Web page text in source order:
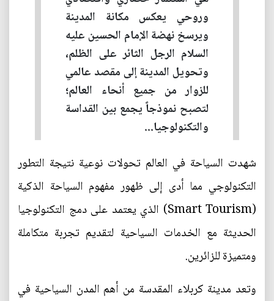
وروحي يعكس مكانة المدينة
ويرسخ نهضة الإمام الحسين عليه
السلام الرجل الثائر على الظلم،
وتحويل المدينة إلى مقصد عالمي
للزوار من جميع أنحاء العالم؛
لتصبح نموذجاً يجمع بين القداسة
والتكنولوجيا...
شهدت السياحة في العالم تحولات نوعية نتيجة التطور
التكنولوجي مما أدى إلى ظهور مفهوم السياحة الذكية
(Smart Tourism) الذي يعتمد على دمج التكنولوجيا
الحديثة مع الخدمات السياحية لتقديم تجربة متكاملة
ومتميزة للزائرين.
وتعد مدينة كربلاء المقدسة من أهم المدن السياحية في